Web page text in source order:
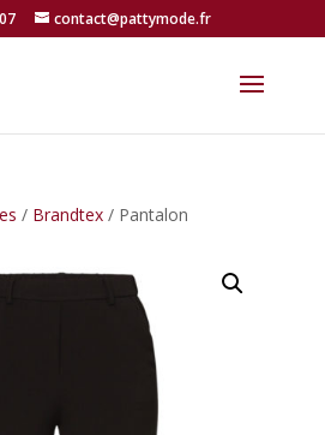
contact@pattymode.fr
/ Brandtex/ Pantalon